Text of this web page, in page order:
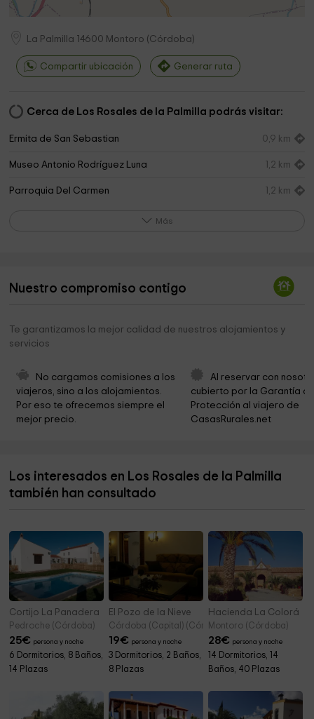
La Palmilla 14600 Montoro (Córdoba)
Compartir ubicación Generar ruta
Cerca de Los Rosales de la Palmilla podrás visitar:
Ermita de San Sebastian 0,9 km
Museo Antonio Rodríguez Luna 1,2 km
Parroquia Del Carmen 1,2 km
Iglesia de San Miguel 1,5 km
Iglesia de San Juan de Letrán
Parroquia de San Bartolomé
Parroquia San Bartolomé
Casa Natal de Diego Medina 1,5 km
Museo Arqueológico 1,6 km
Más
Nuestro compromiso contigo
Te garantizamos la mejor calidad de nuestros alojamientos y
servicios
No cargamos comisiones a los
viajeros, sino a los alojamientos.
Por eso te ofrecemos siempre el
mejor precio.
Al reservar con
cubierto por la Garantía
Protección al viajero de
CasasRurales.net
Los interesados en Los Rosales de la Palmilla
también han consultado
Cortijo La Panadera
Pedroche (Córdoba)
25€ persona y noche
6 Dormitorios, 8 Baños,
14 Plazas
El Pozo de la Nieve
Córdoba (Capital) (Córdoba)
19€ persona y noche
3 Dormitorios, 2 Baños,
8 Plazas
Hacienda La Colorá
Montoro (Córdoba)
28€ persona y noche
14 Dormitorios, 14
Baños, 40 Plazas